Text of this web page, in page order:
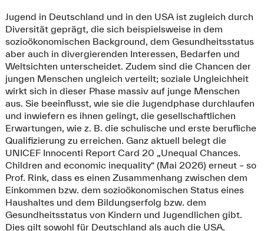
Jugend in Deutschland und in den USA ist zugleich durch
Diversität geprägt, die sich beispielsweise in dem
sozioökonomischen Background, dem Gesundheitsstatus
aber auch in divergierenden Interessen, Bedarfen und
Weltsichten unterscheidet. Zudem sind die Chancen der
jungen Menschen ungleich verteilt; soziale Ungleichheit
wirkt sich in dieser Phase massiv auf junge Menschen
aus. Sie beeinflusst, wie sie die Jugendphase durchlaufen
und inwiefern es ihnen gelingt, die gesellschaftlichen
Erwartungen, wie z. B. die schulische und erste berufliche
Qualifizierung zu erreichen. Ganz aktuell belegt die
UNICEF Innocenti Report Card 20 „Unequal Chances.
Children and economic inequality“ (Mai 2026) erneut – so
Prof. Rink, dass es einen Zusammenhang zwischen dem
Einkommen bzw. dem sozioökonomischen Status eines
Haushaltes und dem Bildungserfolg bzw. dem
Gesundheitsstatus von Kindern und Jugendlichen gibt.
Dies gilt sowohl für Deutschland als auch die USA.